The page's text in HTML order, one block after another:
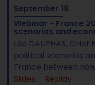
September 18
Webinar - France
scenarios and
Léa DAUPHAS,
political scenarios
France between
Slides
Replay